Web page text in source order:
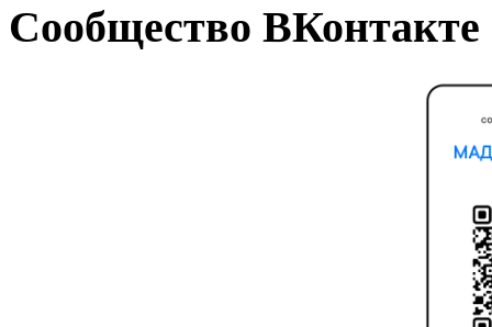
Сообщество ВКонтакте